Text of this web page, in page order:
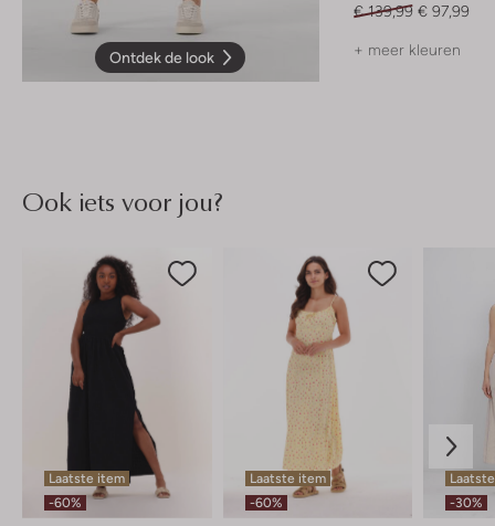
Ontdek de look
€ 139,99 € 97,99
+ meer kleuren
Ook iets voor jou?
Laatste item
-60%
Laatste item
-60%
-30%